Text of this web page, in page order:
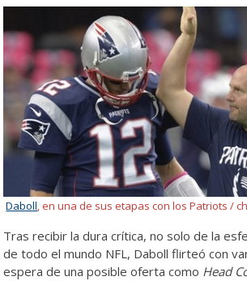
Daboll, en una de sus etapas con los Patriots /
Tras recibir la dura crítica, no solo de la
de todo el mundo NFL, Daboll flirteó con
espera de una posible oferta como Head